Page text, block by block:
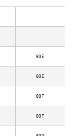
80E
80E
80F
80F